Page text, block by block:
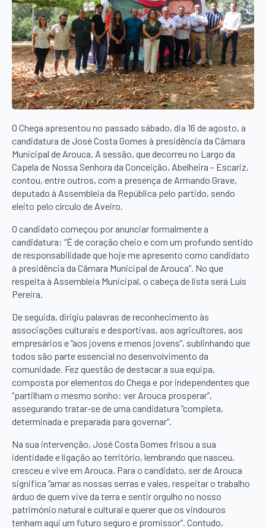
O Chega apresentou no passado sábado, dia 16 de agosto, a
candidatura de José Costa Gomes à presidência da Câmara
Municipal de Arouca. A sessão, que decorreu no Largo da
Capela de Nossa Senhora da Conceição, Abelheira – Escariz,
contou, entre outros, com a presença de Armando Grave,
deputado à Assembleia da República pelo partido, sendo
eleito pelo círculo de Aveiro.
O candidato começou por anunciar formalmente a
candidatura: “É de coração cheio e com um profundo sentido
de responsabilidade que hoje me apresento como candidato
à presidência da Câmara Municipal de Arouca”. No que
respeita à Assembleia Municipal, o cabeça de lista será Luís
Pereira.
De seguida, dirigiu palavras de reconhecimento às
associações culturais e desportivas, aos agricultores, aos
empresários e “aos jovens e menos jovens”, sublinhando que
todos são parte essencial no desenvolvimento da
comunidade. Fez questão de destacar a sua equipa,
composta por elementos do Chega e por independentes que
“partilham o mesmo sonho: ver Arouca prosperar”,
assegurando tratar-se de uma candidatura “completa,
determinada e preparada para governar”.
Na sua intervenção, José Costa Gomes frisou a sua
identidade e ligação ao território, lembrando que nasceu,
cresceu e vive em Arouca. Para o candidato, ser de Arouca
significa “amar as nossas serras e vales, respeitar o trabalho
árduo de quem vive da terra e sentir orgulho no nosso
património natural e cultural e querer que os vindouros
tenham aqui um futuro seguro e promissor”. Contudo,